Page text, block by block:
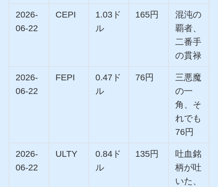
2026-
06-22
CEPI
1.03ド
ル
165円
混沌の
覇者、
二番手
の貫禄
2026-
06-22
FEPI
0.47ド
ル
76円
三悪魔
の一
角、そ
れでも
76円
2026-
06-22
ULTY
0.84ド
ル
135円
吐血銘
柄が吐
いた、